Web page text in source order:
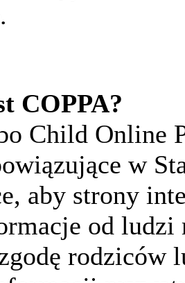
COPPA?
Child Online
w
aby strony
od
rodziców